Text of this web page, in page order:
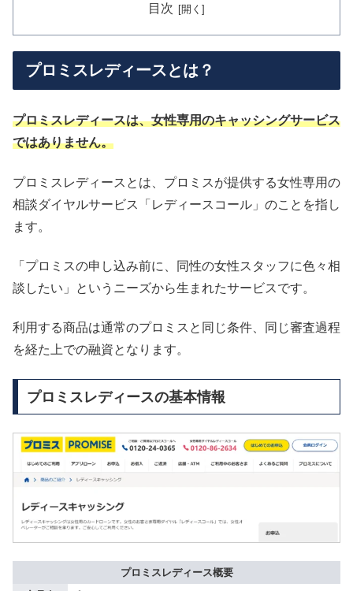
目次
プロミスレディースとは？
プロミスレディースは、女性専用のキャッシングサービス
ではありません。
プロミスレディースとは、プロミスが提供する女性専用の
相談ダイヤルサービス「レディースコール」のことを指し
ます。
「プロミスの申し込み前に、同性の女性スタッフに色々相
談したい」というニーズから生まれたサービスです。
利用する商品は通常のプロミスと同じ条件、同じ審査過程
を経た上での融資となります。
プロミスレディースの基本情報
プロミスレディース概要